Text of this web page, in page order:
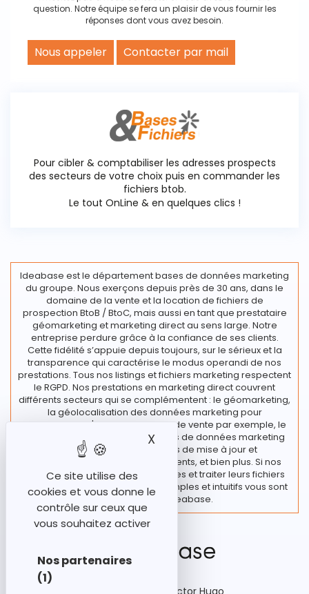
question. Notre équipe se fera un plaisir de vous fournir les
réponses dont vous avez besoin.
Nous appeler Contacter par mail
Pour cibler & comptabiliser les adresses prospects
des secteurs de votre choix puis en commander les
fichiers btob.
Le tout OnLine & en quelques clics !
Ideabase est le département bases de données marketing
du groupe. Nous exerçons depuis près de 30 ans, dans le
domaine de la vente et la location de fichiers de
prospection BtoB / BtoC, mais aussi en tant que prestataire
géomarketing et marketing direct au sens large. Notre
entreprise perdure grâce à la confiance de ses clients.
Cette fidélité s’appuie depuis toujours, sur le sérieux et la
transparence qui caractérise le modus operandi de nos
prestations. Tous nos listings et fichiers marketing respectent
le RGPD. Nos prestations en marketing direct couvrent
différents secteurs qui se complémentent : le géomarketing,
la géolocalisation des données marketing pour
l’implantation d'un nouveau point de vente par exemple, le
traitement de vos fichiers et bases de données marketing
regroupant diverses actions de mise à jour et
enrichissement de vos fichiers clients, et bien plus. Si nos
clients souhaitent rester autonomes et traiter leurs fichiers
en interne, des outils marketing simples et intuitifs vous sont
proposés chez Ideabase.
Ce site utilise des
cookies et vous donne le
contrôle sur ceux que
vous souhaitez activer
Nos partenaires
(1)
X Masquer le bandeau